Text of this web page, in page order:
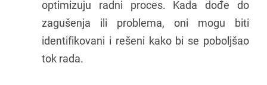
optimizuju radni proces. Kada dođe do
zagušenja ili problema, oni mogu biti
identifikovani i rešeni kako bi se poboljšao
tok rada.